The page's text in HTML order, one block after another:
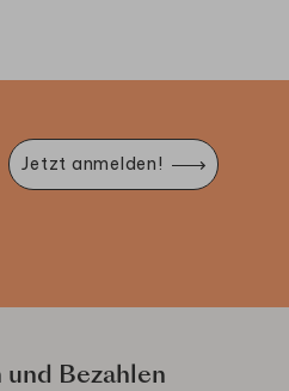
Jetzt anmelden!
und Bezahlen